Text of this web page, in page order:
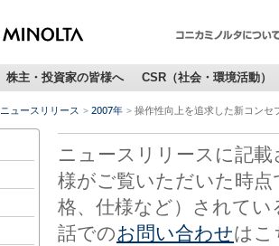
株主・投資家の皆様へ CSR（社会・環境活動）
ニュースリリース 2007年 操作性向上を追求した新コンセ
ニュースリリースに記
様がご覧いただいた時
格、仕様など）されて
話でのお問い合わせは